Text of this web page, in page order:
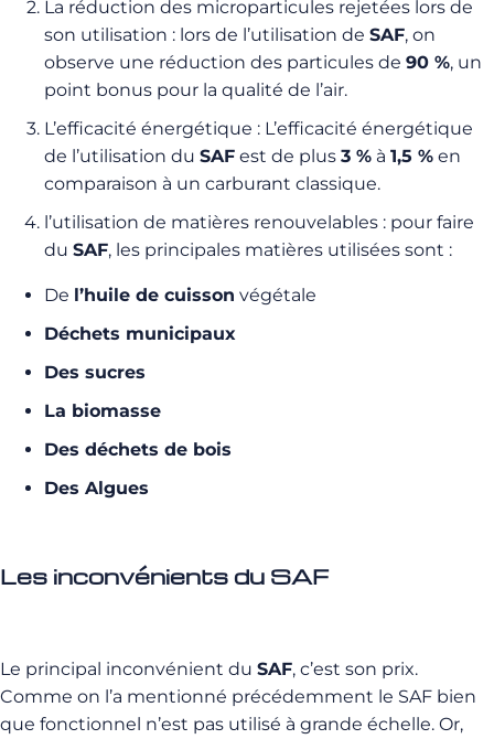
La réduction des microparticules rejetées lors de
son utilisation : lors de l’utilisation de SAF, on
observe une réduction des particules de 90 %, un
point bonus pour la qualité de l’air.
L’efficacité énergétique : L’efficacité énergétique
de l’utilisation du SAF est de plus 3 % à 1,5 % en
comparaison à un carburant classique.
l’utilisation de matières renouvelables : pour faire
du SAF, les principales matières utilisées sont :
De l’huile de cuisson végétale
Déchets municipaux
Des sucres
La biomasse
Des déchets de bois
Des Algues
Les inconvénients du SAF
Le principal inconvénient du SAF, c’est son prix.
Comme on l’a mentionné précédemment le SAF bien
que fonctionnel n’est pas utilisé à grande échelle. Or,